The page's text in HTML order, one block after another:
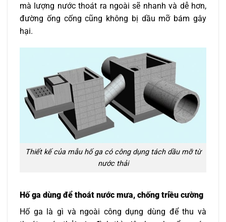
mà lượng nước thoát ra ngoài sẽ nhanh và dễ hơn,
đường ống cống cũng không bị dầu mỡ bám gây
hại.
Thiết kế của mẫu hố ga có công dụng tách dầu mỡ từ
nước thải
Hố ga dùng để thoát nước mưa, chống triều cường
Hố ga là gì và ngoài công dụng dùng để thu và